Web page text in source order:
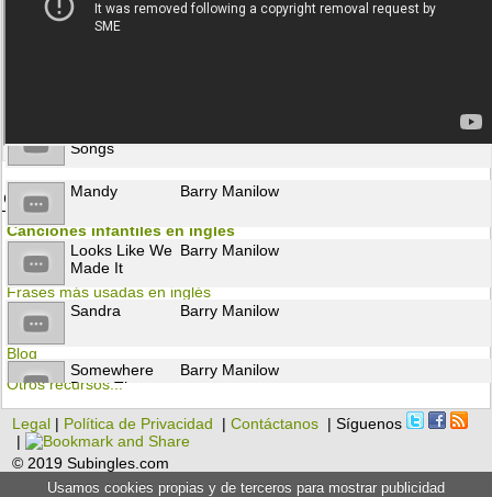
Songs
Mandy Barry Manilow
Looks Like We
Made It
Barry Manilow
Sandra Barry Manilow
Somewhere
Down The
Road
Barry Manilow
If You Barry Manilow
Otros recursos para aprender inglés
Canciones infantiles en inglés
Flashcards
Frases más usadas en inglés
Gramática
Blog
Otros recursos...
Legal | Política de Privacidad |Contáctanos | Síguenos
|
© 2019 Subingles.com
Usamos cookies propias y de terceros para mostrar publicidad